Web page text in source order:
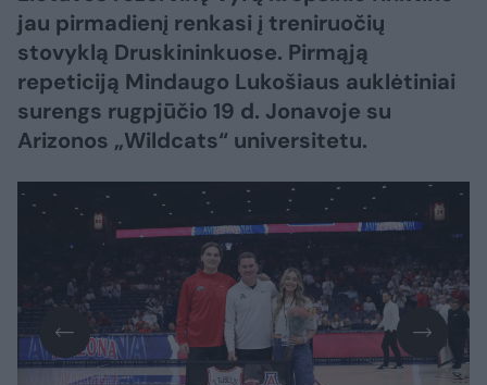
jau pirmadienį renkasi į treniruočių
stovyklą Druskininkuose. Pirmąją
repeticiją Mindaugo Lukošiaus auklėtiniai
surengs rugpjūčio 19 d. Jonavoje su
Arizonos „Wildcats“ universitetu.